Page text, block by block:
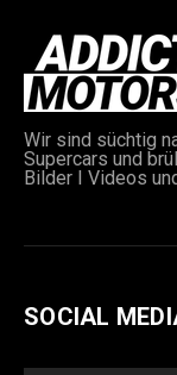
Wir sind süchtig
Supercars und
Bilder I Videos
SOCIAL